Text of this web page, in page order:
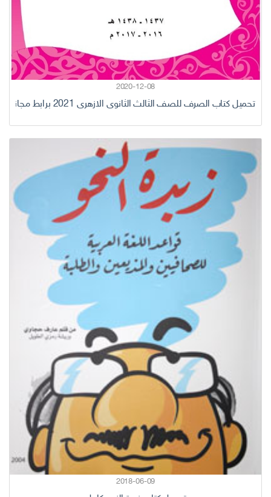
2020-12-08
تحميل كتاب الصرف للصف الثالث الثانوى الازهرى 2021 برابط مجانا
2018-06-09